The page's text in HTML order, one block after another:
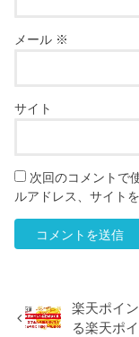
メール ※
サイト
次回のコメントで
ルアドレス、サイト
楽天ポイ
る楽天ポ